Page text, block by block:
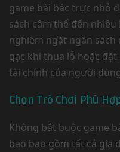
game bài bác trực nhỏ
sách cầm thể đến
nghiêm ngặt ngân
gạc khi thua lỗ hoặc
tài chính của người
Chọn Trò Chơi Phù
Không bắt buộc game
bao bao gồm tất cả gia